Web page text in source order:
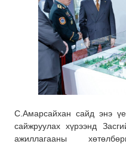
С.Амарсайхан сайд энэ
сайжруулах хүрээнд
ажиллагааны